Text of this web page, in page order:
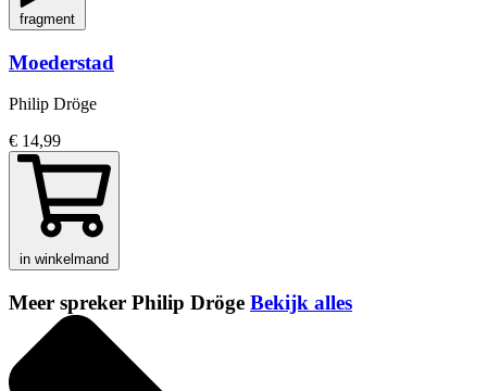
fragment
Moederstad
Philip Dröge
€ 14,99
in winkelmand
Meer spreker Philip Dröge Bekijk alles